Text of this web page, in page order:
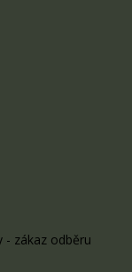
- zákaz odběru